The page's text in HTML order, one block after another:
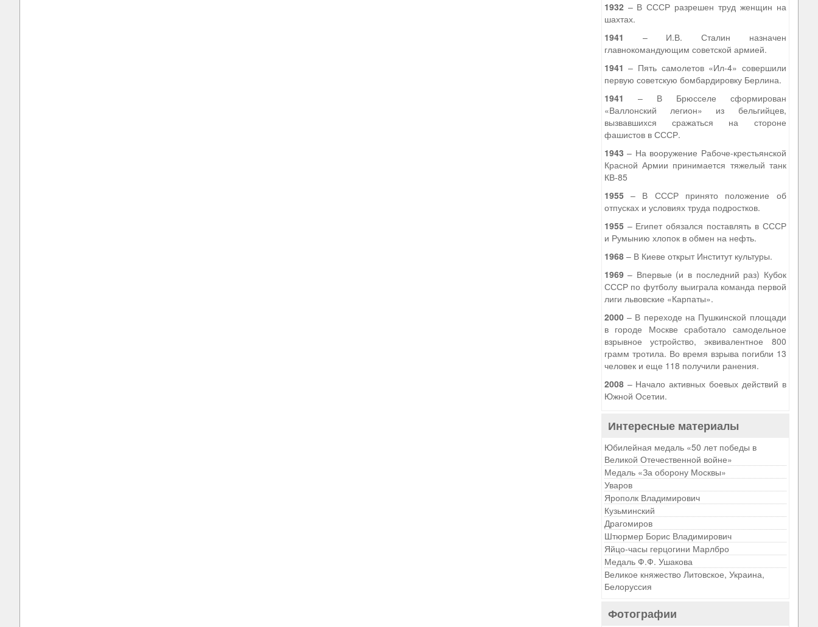
1932– В СССР разрешен труд женщин на
шахтах.
1941 – И.В. Сталин назначен
главнокомандующим советской армией.
1941 – Пять самолетов «Ил-4» совершили
первую советскую бомбардировку Берлина.
1941 – В Брюсселе сформирован
«Валлонский легион» из бельгийцев,
вызвавшихся сражаться на стороне
фашистов в СССР.
1943 – На вооружение Рабоче-крестьянской
Красной Армии принимается тяжелый танк
КВ-85
1955– В СССР принято положение об
отпусках и условиях труда подростков.
1955– Египет обязался поставлять в СССР
и Румынию хлопок в обмен на нефть.
1968– В Киеве открыт Институт культуры.
1969– Впервые (и в последний раз) Кубок
СССР по футболу выиграла команда первой
лиги львовские «Карпаты».
2000– В переходе на Пушкинской площади
в городе Москве сработало самодельное
взрывное устройство, эквивалентное 800
грамм тротила. Во время взрыва погибли 13
человек и еще 118 получили ранения.
2008– Начало активных боевых действий в
Южной Осетии.
Интересные материалы
Юбилейная медаль «50 лет победы в
Великой Отечественной войне»
Медаль «За оборону Москвы»
Уваров
Ярополк Владимирович
Кузьминский
Драгомиров
Штюрмер Борис Владимирович
Яйцо-часы герцогини Марлбро
Медаль Ф.Ф. Ушакова
Великое княжество Литовское, Украина,
Белоруссия
Фотографии